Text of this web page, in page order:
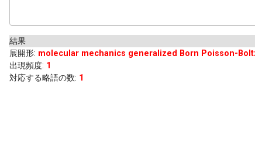
結果
展開形: molecular mechanics generalized Born Poisson-
出現頻度: 1
対応する略語の数: 1